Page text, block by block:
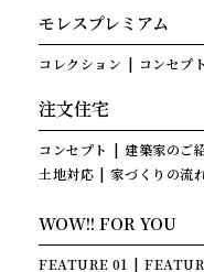
モレスプレミアム
コレクション コンセプ
注文住宅
コンセプト 建築家のご
土地対応
家づくりの流
WOW!! FOR YOU
FEATURE 01